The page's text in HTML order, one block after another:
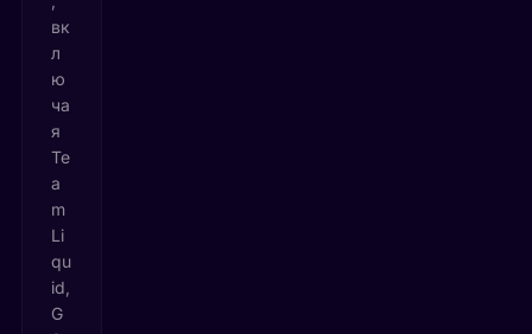
вк
л
ю
ча
я
Te
a
m
Li
qu
id,
G